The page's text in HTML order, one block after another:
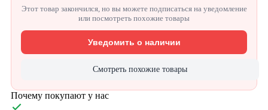
Этот товар закончился, но вы можете подписаться на уведомление
или посмотреть похожие товары
Уведомить о наличии
Смотреть похожие товары
Почему покупают у нас